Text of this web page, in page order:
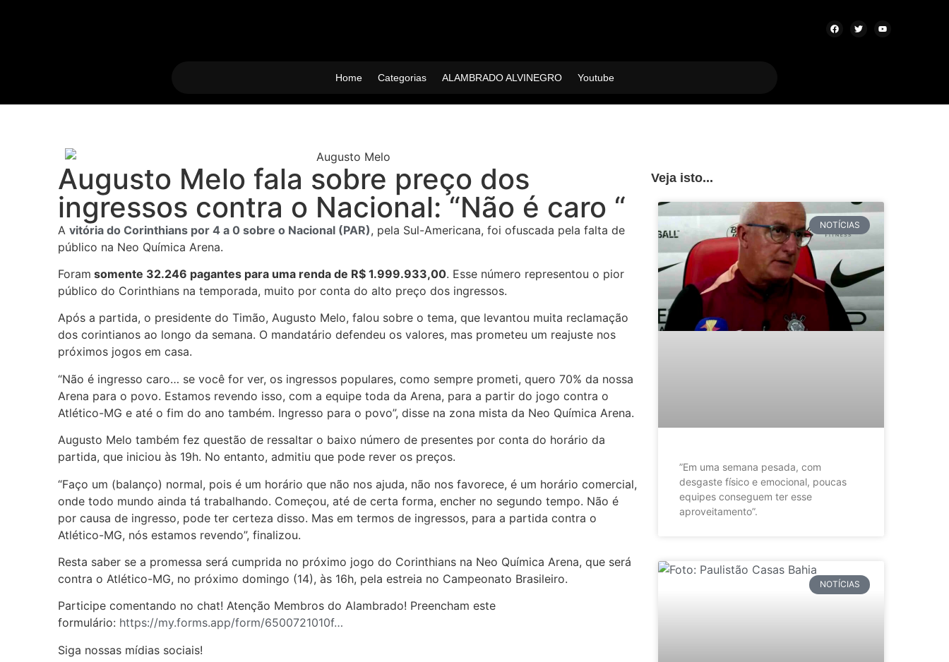
Home Categorias ALAMBRADO ALVINEGRO Youtube
Augusto Melo fala sobre preço dos
ingressos contra o Nacional: “Não é caro “
A vitória do Corinthians por 4 a 0 sobre o Nacional (PAR), pela Sul-Americana, foi ofuscada pela falta de
público na Neo Química Arena.
Foram somente 32.246 pagantes para uma renda de R$ 1.999.933,00. Esse número representou o pior
público do Corinthians na temporada, muito por conta do alto preço dos ingressos.
Após a partida, o presidente do Timão, Augusto Melo, falou sobre o tema, que levantou muita reclamação
dos corintianos ao longo da semana. O mandatário defendeu os valores, mas prometeu um reajuste nos
próximos jogos em casa.
“Não é ingresso caro… se você for ver, os ingressos populares, como sempre prometi, quero 70% da nossa
Arena para o povo. Estamos revendo isso, com a equipe toda da Arena, para a partir do jogo contra o
Atlético-MG e até o fim do ano também. Ingresso para o povo”, disse na zona mista da Neo Química Arena.
Augusto Melo também fez questão de ressaltar o baixo número de presentes por conta do horário da
partida, que iniciou às 19h. No entanto, admitiu que pode rever os preços.
“Faço um (balanço) normal, pois é um horário que não nos ajuda, não nos favorece, é um horário comercial,
onde todo mundo ainda tá trabalhando. Começou, até de certa forma, encher no segundo tempo. Não é
por causa de ingresso, pode ter certeza disso. Mas em termos de ingressos, para a partida contra o
Atlético-MG, nós estamos revendo”, finalizou.
Resta saber se a promessa será cumprida no próximo jogo do Corinthians na Neo Química Arena, que será
contra o Atlético-MG, no próximo domingo (14), às 16h, pela estreia no Campeonato Brasileiro.
Participe comentando no chat! Atenção Membros do Alambrado! Preencham este
formulário: https://my.forms.app/form/6500721010f…
Siga nossas mídias sociais!
Veja isto...
NOTÍCIAS
”Em uma semana pesada, com
desgaste físico e emocional, poucas
equipes conseguem ter esse
aproveitamento”.
NOTÍCIAS